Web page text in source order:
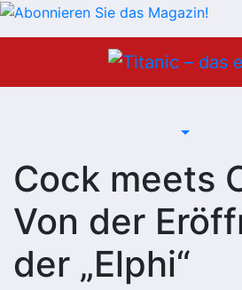
Cock meets
Von der
der „Elphi“